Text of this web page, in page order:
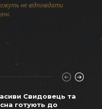
не відповідати
Свидовець та
готують до